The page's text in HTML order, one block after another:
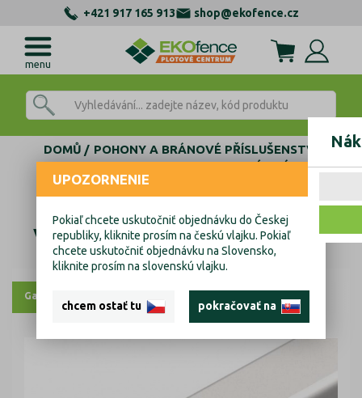
+421 917 165 913 shop@ekofence.cz
menu
DOMŮ
POHONY A BRÁNOVÉ PŘÍSLUŠENSTVÍ
KOMPONENTY PRO SAMONOSNÉ BRÁNY
PROFILY
Vodíci profil posuvné samonosné brány
Zn
Galerie
UPOZORNENIE
Pokiaľ chcete uskutočniť objednávku do Českej
republiky, kliknite prosím na českú vlajku. Pokiaľ
chcete uskutočniť objednávku na Slovensko,
kliknite prosím na slovenskú vlajku.
chcem ostať tu pokračovať na